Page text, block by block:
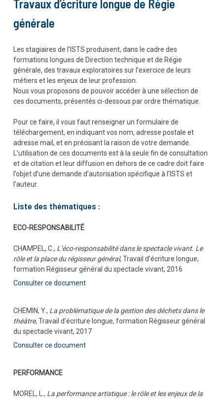
Travaux d’écriture longue de Régie
générale
Les stagiaires de l’ISTS produisent, dans le cadre des
formations longues de Direction technique et de Régie
générale, des travaux exploratoires sur l’exercice de leurs
métiers et les enjeux de leur profession.
Nous vous proposons de pouvoir accéder à une sélection de
ces documents, présentés ci-dessous par ordre thématique.
Pour ce faire, il vous faut renseigner un formulaire de
téléchargement, en indiquant vos nom, adresse postale et
adresse mail, et en précisant la raison de votre demande.
L’utilisation de ces documents est à la seule fin de consultation
et de citation et leur diffusion en dehors de ce cadre doit faire
l’objet d’une demande d’autorisation spécifique à l’ISTS et
l’auteur.
Liste des thématiques :
ECO-RESPONSABILITÉ
CHAMPEL, C., L’éco-responsabilité dans le spectacle vivant. Le
rôle et la place du régisseur général, Travail d’écriture longue,
formation Régisseur général du spectacle vivant, 2016
Consulter ce document
CHEMIN, Y., La problématique de la gestion des déchets dans le
théâtre, Travail d’écriture longue, formation Régisseur général
du spectacle vivant, 2017
Consulter ce document
PERFORMANCE
MOREL, L., La performance artistique : le rôle et les enjeux de la